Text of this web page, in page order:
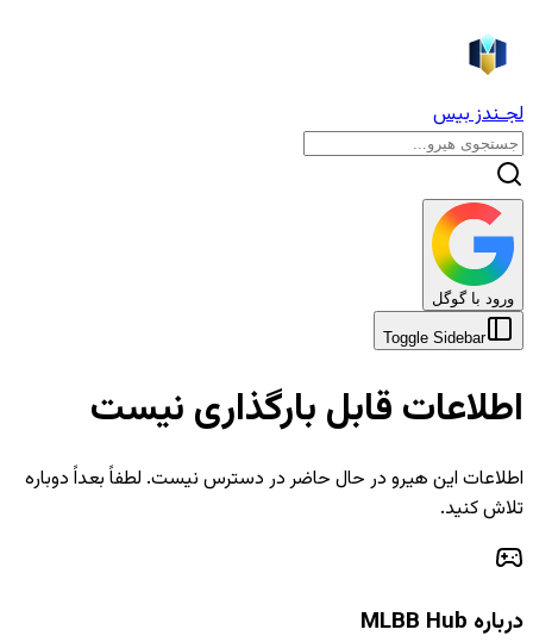
لجـندز بیس
ورود با گوگل
Toggle Sidebar
اطلاعات قابل بارگذاری نیست
اطلاعات این هیرو در حال حاضر در دسترس نیست. لطفاً بعداً دوباره
تلاش کنید.
درباره MLBB Hub